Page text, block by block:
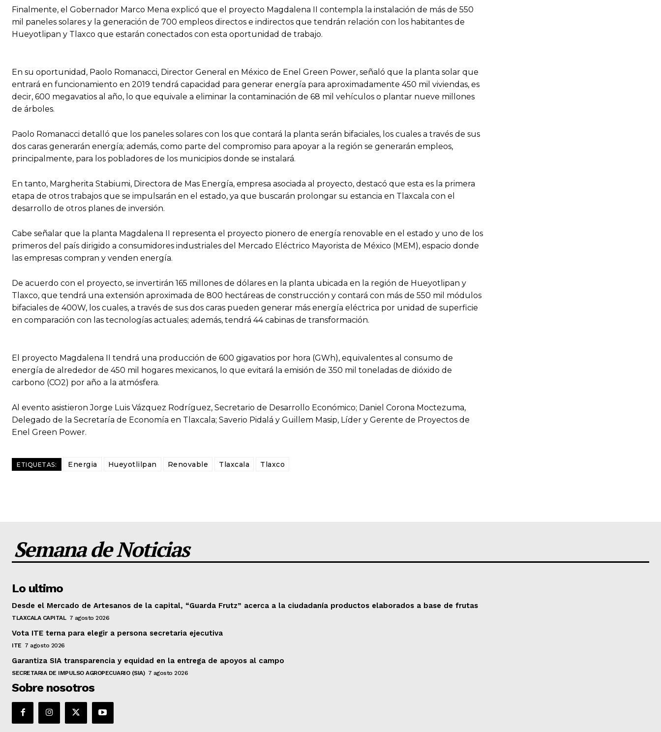
Finalmente, el Gobernador Marco Mena explicó que el proyecto Magdalena II contempla la instalación de más de 550
mil paneles solares y la generación de 700 empleos directos e indirectos que tendrán relación con los habitantes de
Hueyotlipan y Tlaxco que estarán conectados con esta oportunidad de trabajo.
En su oportunidad, Paolo Romanacci, Director General en México de Enel Green Power, señaló que la planta solar que
entrará en funcionamiento en 2019 tendrá capacidad para generar energía para aproximadamente 450 mil viviendas, es
decir, 600 megavatios al año, lo que equivale a eliminar la contaminación de 68 mil vehículos o plantar nueve millones
de árboles.
Paolo Romanacci detalló que los paneles solares con los que contará la planta serán bifaciales, los cuales a través de sus
dos caras generarán energía; además, como parte del compromiso para apoyar a la región se generarán empleos,
principalmente, para los pobladores de los municipios donde se instalará.
En tanto, Margherita Stabiumi, Directora de Mas Energía, empresa asociada al proyecto, destacó que esta es la primera
etapa de otros trabajos que se impulsarán en el estado, ya que buscarán prolongar su estancia en Tlaxcala con el
desarrollo de otros planes de inversión.
Cabe señalar que la planta Magdalena II representa el proyecto pionero de energía renovable en el estado y uno de los
primeros del país dirigido a consumidores industriales del Mercado Eléctrico Mayorista de México (MEM), espacio donde
las empresas compran y venden energía.
De acuerdo con el proyecto, se invertirán 165 millones de dólares en la planta ubicada en la región de Hueyotlipan y
Tlaxco, que tendrá una extensión aproximada de 800 hectáreas de construcción y contará con más de 550 mil módulos
bifaciales de 400W, los cuales, a través de sus dos caras pueden generar más energía eléctrica por unidad de superficie
en comparación con las tecnologías actuales; además, tendrá 44 cabinas de transformación.
El proyecto Magdalena II tendrá una producción de 600 gigavatios por hora (GWh), equivalentes al consumo de
energía de alrededor de 450 mil hogares mexicanos, lo que evitará la emisión de 350 mil toneladas de dióxido de
carbono (CO2) por año a la atmósfera.
Al evento asistieron Jorge Luis Vázquez Rodríguez, Secretario de Desarrollo Económico; Daniel Corona Moctezuma,
Delegado de la Secretaría de Economía en Tlaxcala; Saverio Pidalá y Guillem Masip, Líder y Gerente de Proyectos de
Enel Green Power.
ETIQUETAS: Energia Hueyotlilpan Renovable Tlaxcala Tlaxco
Semana de Noticias
Lo ultimo
Desde el Mercado de Artesanos de la capital, “Guarda Frutz” acerca a la ciudadanía productos elaborados a base de frutas
TLAXCALA CAPITAL 7 agosto 2026
Vota ITE terna para elegir a persona secretaria ejecutiva
ITE 7 agosto 2026
Garantiza SIA transparencia y equidad en la entrega de apoyos al campo
SECRETARIA DE IMPULSO AGROPECUARIO (SIA) 7 agosto 2026
Sobre nosotros